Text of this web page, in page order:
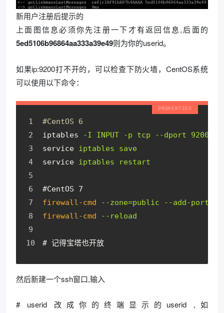
新用户注册后提示的
上面图信息必须你先注册一下才有返回信息,后面的
5ed5106b96864aa333a39e49则为你的userid。
如果ip:9200打不开的，可以检查下防火墙，CentOS系统
可以使用以下命令：
#CentOS 6
iptables
-I INPUT -p tcp --dport 9200 -j
service iptables save
service iptables restart
#CentOS 7
firewall-cmd
--zone=public --add-
firewall-cmd
--reload
# 记得宝塔也开放
然后新建一个ssh窗口,输入
# userid 改成你的终端显示的userid ,如